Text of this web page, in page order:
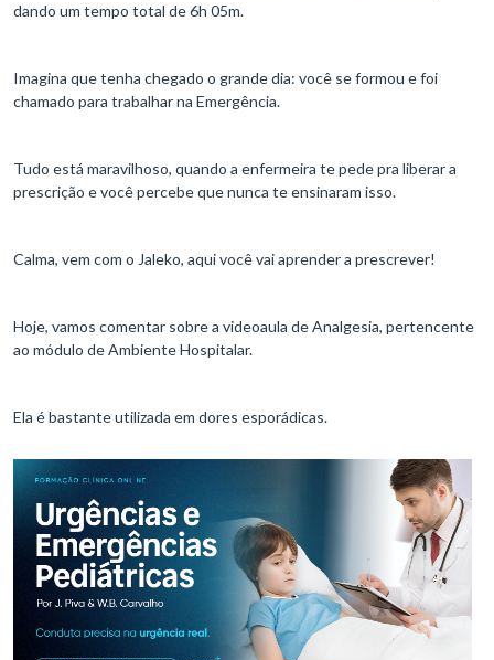
dando um tempo total de 6h 05m.
Imagina que tenha chegado o grande dia: você se formou e foi
chamado para trabalhar na Emergência.
Tudo está maravilhoso, quando a enfermeira te pede pra liberar a
prescrição e você percebe que nunca te ensinaram isso.
Calma, vem com o Jaleko, aqui você vai aprender a prescrever!
Hoje, vamos comentar sobre a videoaula de Analgesia, pertencente
ao módulo de Ambiente Hospitalar.
Ela é bastante utilizada em dores esporádicas.